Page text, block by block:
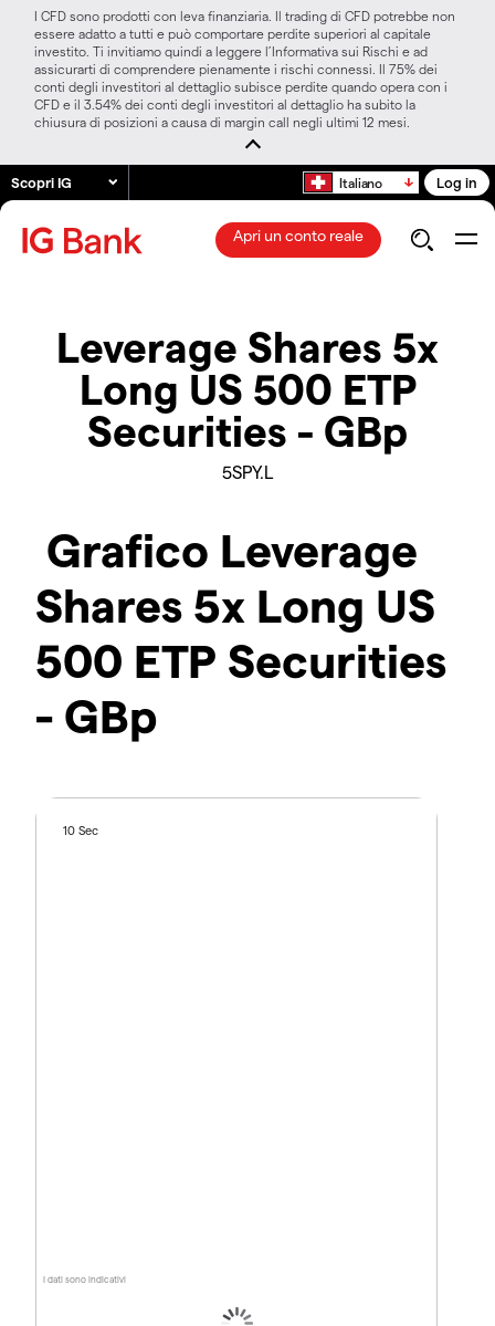
I CFD sono prodotti con leva finanziaria. Il trading di CFD potrebbe non
essere adatto a tutti e può comportare perdite superiori al capitale
investito. Ti invitiamo quindi a leggere l’Informativa sui Rischi e ad
assicurarti di comprendere pienamente i rischi connessi. Il 75% dei
conti degli investitori al dettaglio subisce perdite quando opera con i
CFD e il 3.54% dei conti degli investitori al dettaglio ha subito la
chiusura di posizioni a causa di margin call negli ultimi 12 mesi.
Scopri IG Italiano Log in
Apri un conto reale
Leverage Shares 5x
Long US 500 ETP
Securities - GBp
5SPY.L
Grafico Leverage
Shares 5x Long US
500 ETP Securities
- GBp
I dati sono indicativi
10 Sec